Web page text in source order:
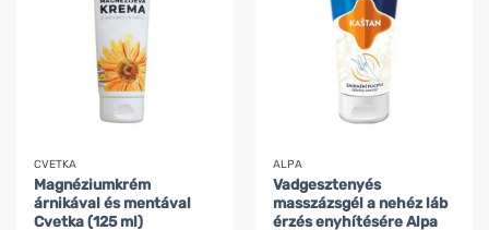
CVETKA
Magnéziumkrém
árnikával és mentával
Cvetka (125 ml)
ALPA
Vadgesztenyés
masszázsgél a nehéz láb
érzés enyhítésére Alpa